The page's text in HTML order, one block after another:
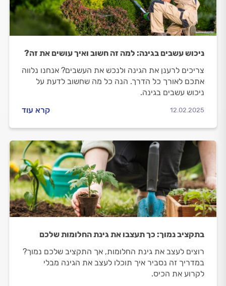
ניכוש עשבים בגינה: למה זה חשוב ואיך עושים את זה?
צריכים לרענן את הגינה ולנכש את העשבים? אנחנו נלווה
אתכם לאורך כל הדרך. הנה כל מה שחשוב לדעת על
ניכוש עשבים בגינה.
12.02.2025 קרא עוד
בתקציב נמוך: כך תעצבו את גינת החלומות שלכם
רוצים לעצב את גינת החלומות, אך התקציב שלכם נמוך?
במדריך זה נסביר איך תוכלו לעצב את הגינה מבלי
לקרוע את הכיס.